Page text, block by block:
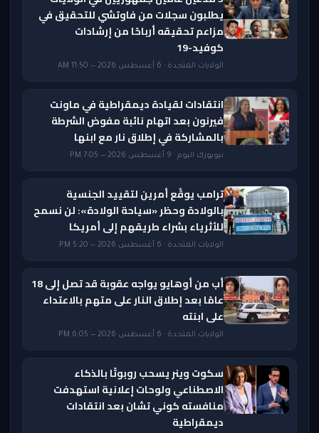
يطلبون سجلات من فاوتشي للتحقيق في
مزاعم تحقيقه أرباحًا من إرشادات
كوفيد-19
الولايات المتحدة · 6 أغسطس 2026 — 11:50 AM
انتقادات لقيادة ديمقراطية في ماونت
فيرنون بعد اتهام نائبة مفوض الشرطة
بالمشاركة في إطلاق نار مع ابنها
نيويورك اليوم · 9 أغسطس 2026 — 7:05 PM
ترامب يوقّع أمرين لتقييد الجنسية
بالولادة وحظر «سياحة الولادة»: لن نسمح
للأثرياء بشراء طريقهم إلى أمريكا
الولايات المتحدة · 6 أغسطس 2026 — 5:20 PM
أب من أوهايو يواجه عقوبة قد تصل إلى 18
عامًا بعد إطلاق النار على متهم بالاعتداء
على ابنته
الولايات المتحدة · 6 أغسطس 2026 — 6:05 PM
سكوت وينر يسحب روبوتًا بالذكاء
الاصطناعي ولوحات إعلانية استهدفت
منافسته كوني تشان بعد انتقادات
ديمقراطية